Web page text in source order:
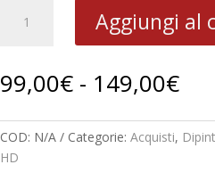
Ambiente
quantità
Aggiungi al
99,00€ - 149,00€
di
da
COD: N/A Categorie: Acquisti,
HD